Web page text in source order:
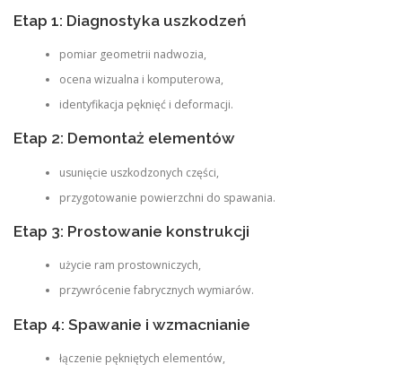
Etap 1: Diagnostyka uszkodzeń
pomiar geometrii nadwozia,
ocena wizualna i komputerowa,
identyfikacja pęknięć i deformacji.
Etap 2: Demontaż elementów
usunięcie uszkodzonych części,
przygotowanie powierzchni do spawania.
Etap 3: Prostowanie konstrukcji
użycie ram prostowniczych,
przywrócenie fabrycznych wymiarów.
Etap 4: Spawanie i wzmacnianie
łączenie pękniętych elementów,